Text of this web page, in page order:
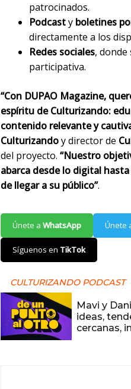
patrocinados.
Podcasty boletines
directamente a los
Redes sociales, donde
participativa.
“Con DUPAO Magazine,
espíritu de Culturizando:
contenido relevante y
Culturizandoy director de
del proyecto. “Nuestro
abarca desde lo digital
de llegar a su público”.
Únete a WhatsApp Únete
Síguenos en TikTok
CULTURIZANDO PODCAST
Mavi y
ideas,
cercanas,